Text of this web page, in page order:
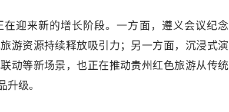
迎来新的增长阶段。一方面，遵义会议纪念
游资源持续释放吸引力；另一方面，沉浸式演
动等新场景，也正在推动贵州红色旅游从传统
升级。